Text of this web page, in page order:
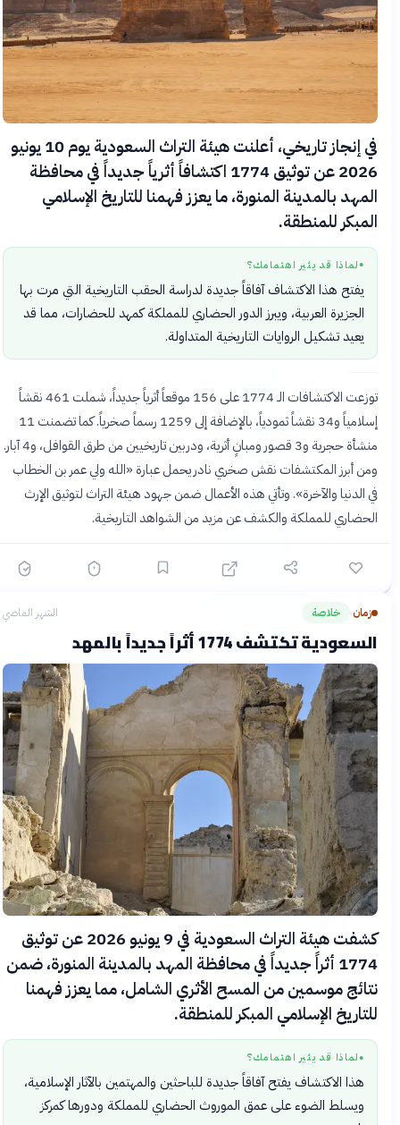
في إنجاز تاريخي، أعلنت هيئة التراث السعودية يوم 10 يونيو
2026 عن توثيق 1774 اكتشافاً أثرياً جديداً في محافظة
المهد بالمدينة المنورة، ما يعزز فهمنا للتاريخ الإسلامي
المبكر للمنطقة.
لماذا قد يثير اهتمامك؟
يفتح هذا الاكتشاف آفاقاً جديدة لدراسة الحقب التاريخية التي مرت بها
الجزيرة العربية، ويبرز الدور الحضاري للمملكة كمهد للحضارات، مما قد
يعيد تشكيل الروايات التاريخية المتداولة.
توزعت الاكتشافات الـ 1774 على 156 موقعاً أثرياً جديداً، شملت 461 نقشاً
إسلامياً و34 نقشاً ثمودياً، بالإضافة إلى 1259 رسماً صخرياً. كما تضمنت 11
منشأة حجرية و3 قصور ومبانٍ أثرية، ودربين تاريخيين من طرق القوافل، و4 آبار.
ومن أبرز المكتشفات نقش صخري نادر يحمل عبارة «الله ولي عمر بن الخطاب
في الدنيا والآخرة». وتأتي هذه الأعمال ضمن جهود هيئة التراث لتوثيق الإرث
الحضاري للمملكة والكشف عن مزيد من الشواهد التاريخية.
زمان› خلاصة الشهر الماضي
السعودية تكتشف 1774 أثراً جديداً بالمهد
كشفت هيئة التراث السعودية في 9 يونيو 2026 عن توثيق
1774 أثراً جديداً في محافظة المهد بالمدينة المنورة، ضمن
نتائج موسمين من المسح الأثري الشامل، مما يعزز فهمنا
للتاريخ الإسلامي المبكر للمنطقة.
لماذا قد يثير اهتمامك؟
هذا الاكتشاف يفتح آفاقاً جديدة للباحثين والمهتمين بالآثار الإسلامية،
ويسلط الضوء على عمق الموروث الحضاري للمملكة ودورها كمركز